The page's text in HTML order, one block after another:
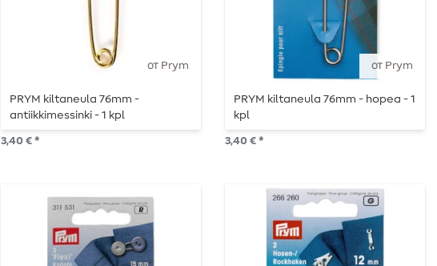
от Prym
PRYM kiltaneula 76mm -
antiikkimessinki - 1 kpl
3,40 € *
от Prym
PRYM kiltaneula 76mm - hopea - 1
kpl
3,40 € *